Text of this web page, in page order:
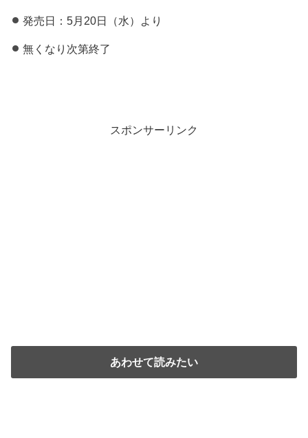
発売日：5月20日（水）より
無くなり次第終了
スポンサーリンク
あわせて読みたい